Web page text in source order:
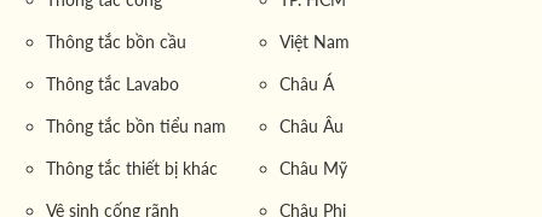
Thông tắc bồn cầu
Thông tắc Lavabo
Thông tắc bồn tiểu nam
Thông tắc thiết bị khác
Vệ sinh cống rãnh
Việt Nam
Châu Á
Châu Âu
Châu Mỹ
Châu Phi